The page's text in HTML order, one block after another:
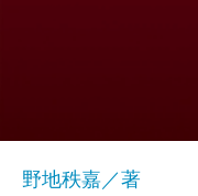
野地秩嘉／著